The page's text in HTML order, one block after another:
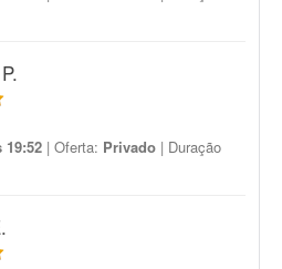
19:52 | Oferta: Privado | Duração